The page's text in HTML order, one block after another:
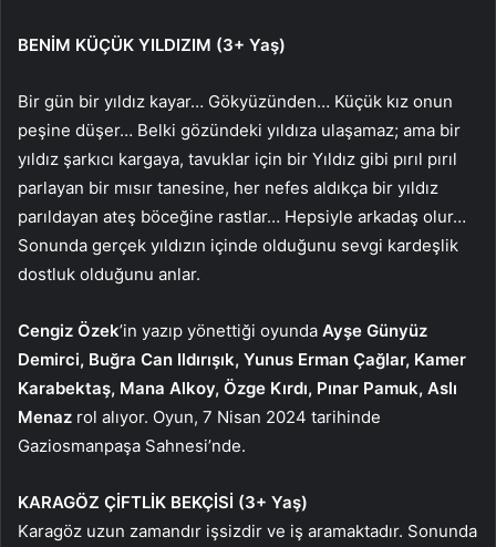
BENİM KÜÇÜK YILDIZIM (3+ Yaş)
Bir gün bir yıldız kayar… Gökyüzünden… Küçük kız onun
peşine düşer… Belki gözündeki yıldıza ulaşamaz; ama bir
yıldız şarkıcı kargaya, tavuklar için bir Yıldız gibi pırıl pırıl
parlayan bir mısır tanesine, her nefes aldıkça bir yıldız
parıldayan ateş böceğine rastlar… Hepsiyle arkadaş olur…
Sonunda gerçek yıldızın içinde olduğunu sevgi kardeşlik
dostluk olduğunu anlar.
Cengiz Özek’in yazıp yönettiği oyunda Ayşe Günyüz
Demirci, Buğra Can Ildırışık, Yunus Erman Çağlar, Kamer
Karabektaş, Mana Alkoy, Özge Kırdı, Pınar Pamuk, Aslı
Menaz rol alıyor. Oyun, 7 Nisan 2024 tarihinde
Gaziosmanpaşa Sahnesi’nde.
KARAGÖZ ÇİFTLİK BEKÇİSİ (3+ Yaş)
Karagöz uzun zamandır işsizdir ve iş aramaktadır. Sonunda